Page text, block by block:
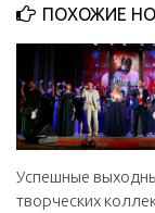
ПОХОЖИЕ
Успешные
творческих